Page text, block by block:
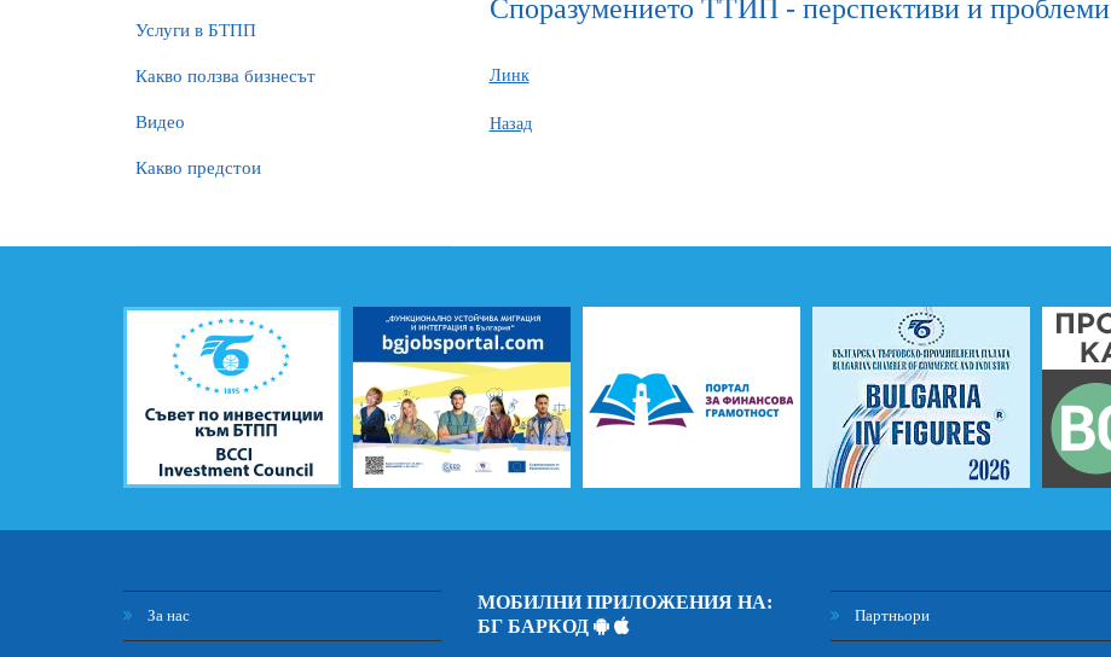
Услуги в БТПП
Какво ползва бизнесът
Видео
Какво предстои
Споразумението ТТИП - перспективи и проблеми
Линк
Назад
За нас
МОБИЛНИ ПРИЛОЖЕНИЯ НА:
БГ БАРКОД
Партньори